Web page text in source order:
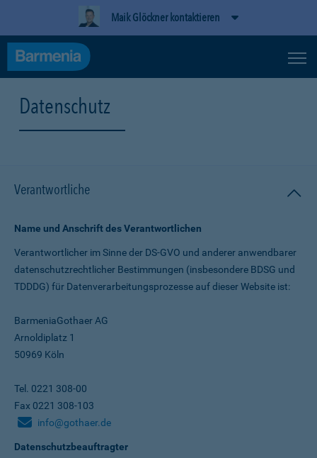
Maik Glöckner kontaktieren
Datenschutz
Verantwortliche
Name und Anschrift des Verantwortlichen
Verantwortlicher im Sinne der DS-GVO und anderer anwendbarer
datenschutz­rechtlicher Bestimmungen (insbesondere BDSG und
TDDDG) für Daten­verarbeitungs­prozesse auf dieser Website ist:
BarmeniaGothaer AG
Arnoldiplatz 1
50969 Köln
Tel. 0221 308-00
Fax 0221 308-103
info@gothaer.de
Datenschutzbeauftragter